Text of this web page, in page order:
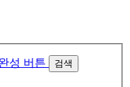
검색